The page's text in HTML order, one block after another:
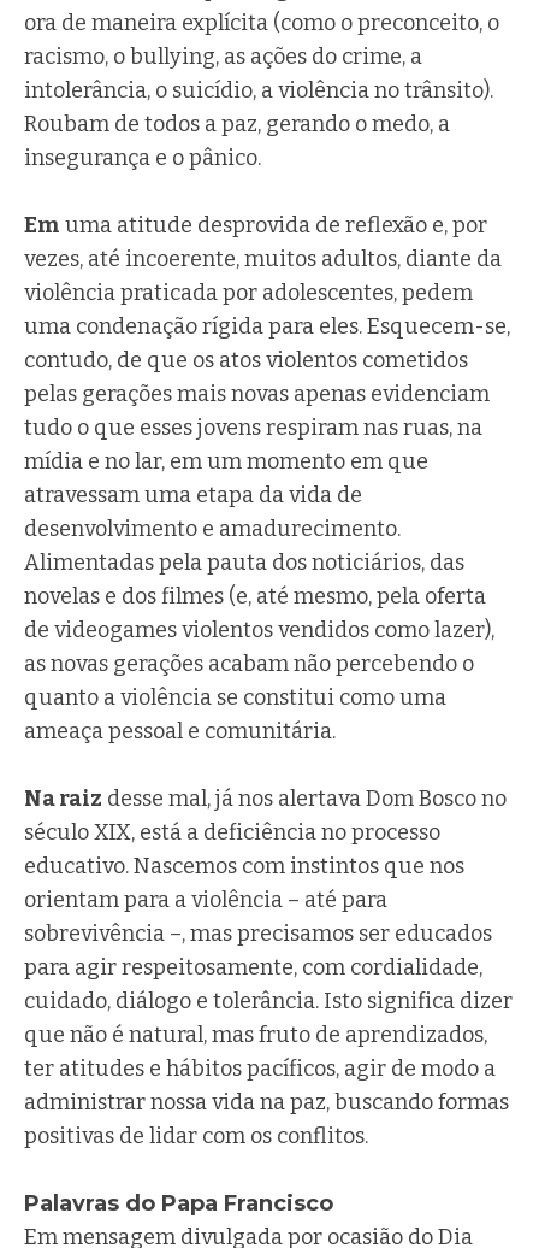
ora de maneira explícita (como o preconceito, o
racismo, o bullying, as ações do crime, a
intolerância, o suicídio, a violência no trânsito).
Roubam de todos a paz, gerando o medo, a
insegurança e o pânico.
Em uma atitude desprovida de reflexão e, por
vezes, até incoerente, muitos adultos, diante da
violência praticada por adolescentes, pedem
uma condenação rígida para eles. Esquecem-se,
contudo, de que os atos violentos cometidos
pelas gerações mais novas apenas evidenciam
tudo o que esses jovens respiram nas ruas, na
mídia e no lar, em um momento em que
atravessam uma etapa da vida de
desenvolvimento e amadurecimento.
Alimentadas pela pauta dos noticiários, das
novelas e dos filmes (e, até mesmo, pela oferta
de videogames violentos vendidos como lazer),
as novas gerações acabam não percebendo o
quanto a violência se constitui como uma
ameaça pessoal e comunitária.
Na raiz desse mal, já nos alertava Dom Bosco no
século XIX, está a deficiência no processo
educativo. Nascemos com instintos que nos
orientam para a violência – até para
sobrevivência –, mas precisamos ser educados
para agir respeitosamente, com cordialidade,
cuidado, diálogo e tolerância. Isto significa dizer
que não é natural, mas fruto de aprendizados,
ter atitudes e hábitos pacíficos, agir de modo a
administrar nossa vida na paz, buscando formas
positivas de lidar com os conflitos.
Palavras do Papa Francisco
Em mensagem divulgada por ocasião do Dia